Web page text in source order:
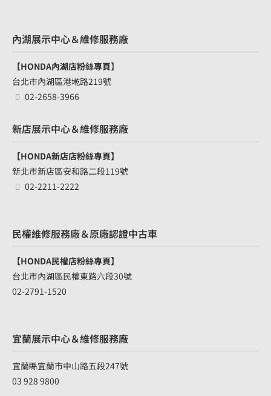
內湖展示中心＆維修服務廠
【HONDA內湖店粉絲專頁】
台北市內湖區港墘路219號
02-2658-3966
新店展示中心＆維修服務廠
【HONDA新店店粉絲專頁】
新北市新店區安和路二段119號
02-2211-2222
民權維修服務廠＆原廠認證中古車
【HONDA民權店粉絲專頁】
台北市內湖區民權東路六段30號
02-2791-1520
宜蘭展示中心＆維修服務廠
宜蘭縣宜蘭市中山路五段247號
03 928 9800